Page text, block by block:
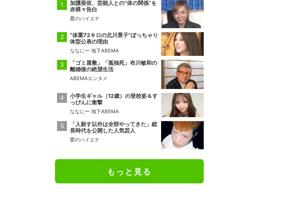
加護亜依、芸能人との“体の関係”を
赤裸々告白
愛のハイエナ
“体重72キロの北川景子”ぽっちゃり
体型公表の理由
ななにー 地下ABEMA
「ゴミ屋敷」「孤独死」布川敏和の
離婚後の絶望生活
ABEMAエンタメ
小学生ギャル（12歳）の登校姿＆す
っぴんに衝撃
ななにー 地下ABEMA
「人殺す以外は全部やってきた」総
長時代を公開した人気芸人
愛のハイエナ
もっと見る